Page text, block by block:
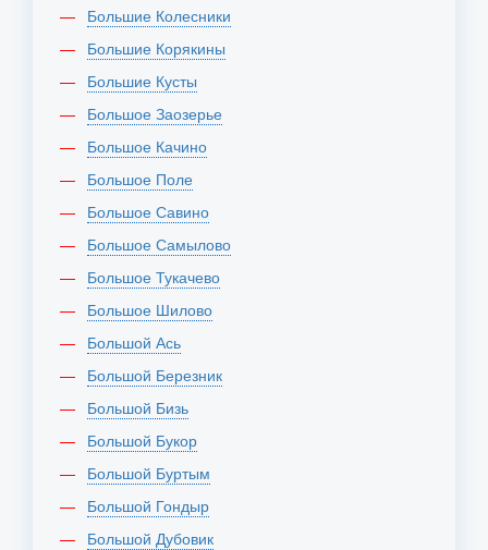
Большие Колесники
Большие Корякины
Большие Кусты
Большое Заозерье
Большое Качино
Большое Поле
Большое Савино
Большое Самылово
Большое Тукачево
Большое Шилово
Большой Ась
Большой Березник
Большой Бизь
Большой Букор
Большой Буртым
Большой Гондыр
Большой Дубовик